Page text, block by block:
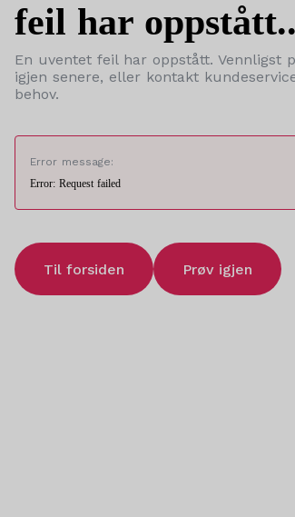
feil har
En uventet feil har oppstått. Vennligst
igjen senere, eller kontakt
behov.
Error message:
Error: Request failed
Til forsiden Prøv igjen